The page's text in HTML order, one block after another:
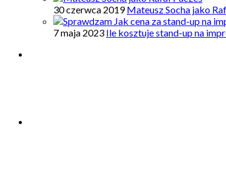
30 czerwca 2019 Mateusz Socha jako
7 maja 2023 Ile kosztuje stand-up na